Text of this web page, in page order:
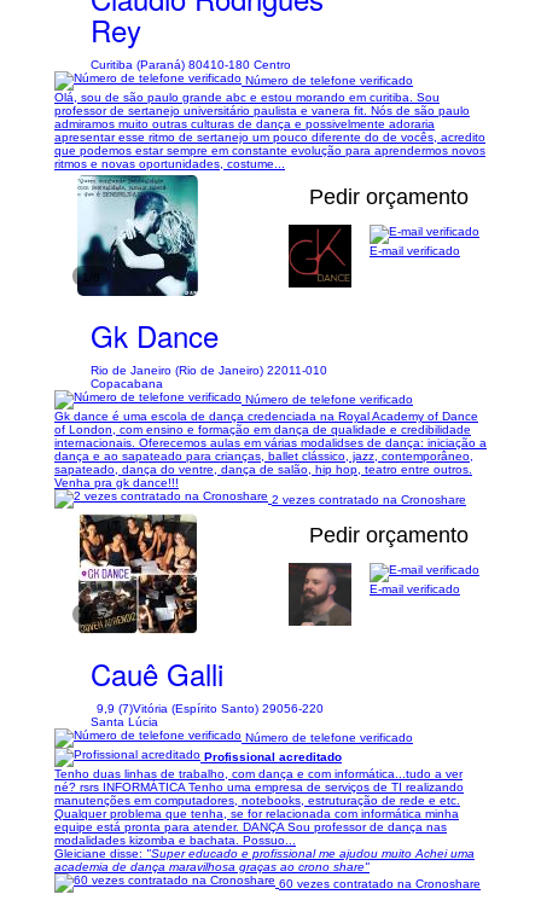
Rey
Curitiba (Paraná) 80410-180 Centro
Número de telefone verificado
Olá, sou de são paulo grande abc e estou morando em curitiba. Sou
professor de sertanejo universitário paulista e vanera fit. Nós de são paulo
admiramos muito outras culturas de dança e possivelmente adoraria
apresentar esse ritmo de sertanejo um pouco diferente do de vocês, acredito
que podemos estar sempre em constante evolução para aprendermos novos
ritmos e novas oportunidades, costume...
1/8
Pedir orçamento
Gk Dance
Rio de Janeiro (Rio de Janeiro) 22011-010
Copacabana
E-mail verificado
Número de telefone verificado
Gk dance é uma escola de dança credenciada na Royal Academy of Dance
of London, com ensino e formação em dança de qualidade e credibilidade
internacionais. Oferecemos aulas em várias modalidses de dança: iniciação a
dança e ao sapateado para crianças, ballet clássico, jazz, contemporâneo,
sapateado, dança do ventre, dança de salão, hip hop, teatro entre outros.
Venha pra gk dance!!!
2 vezes contratado na Cronoshare
1/17
Pedir orçamento
Cauê Galli
9,9 (7)Vitória (Espírito Santo) 29056-220
Santa Lúcia
E-mail verificado
Número de telefone verificado
Profissional acreditado
Tenho duas linhas de trabalho, com dança e com informática...tudo a ver
né? rsrs INFORMÁTICA Tenho uma empresa de serviços de TI realizando
manutenções em computadores, notebooks, estruturação de rede e etc.
Qualquer problema que tenha, se for relacionada com informática minha
equipe está pronta para atender. DANÇA Sou professor de dança nas
modalidades kizomba e bachata. Possuo...
Gleiciane disse: "Super educado e profissional me ajudou muito Achei uma
academia de dança maravilhosa graças ao crono share"
60 vezes contratado na Cronoshare